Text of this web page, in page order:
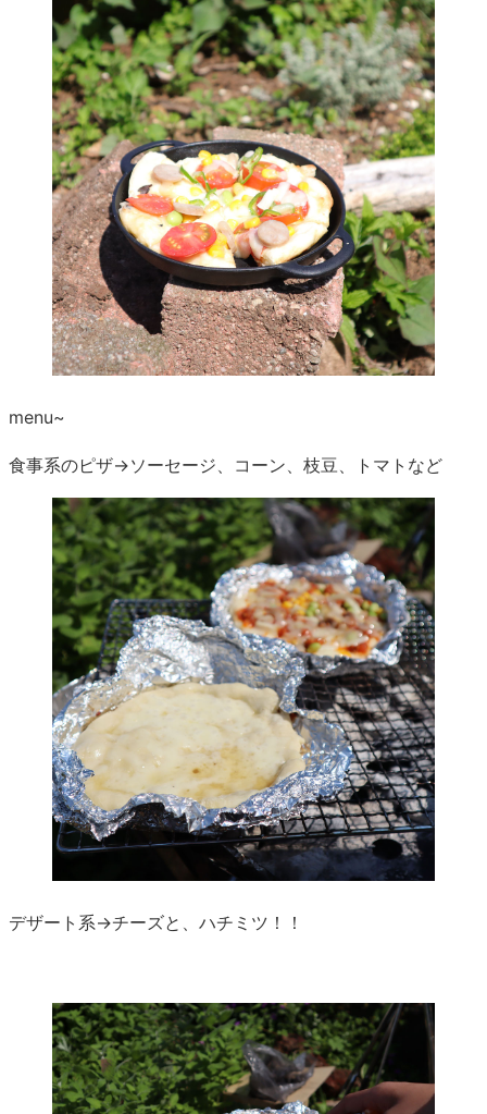
menu~
食事系のピザ→ソーセージ、コーン、枝豆、トマトなど
デザート系→チーズと、ハチミツ！！